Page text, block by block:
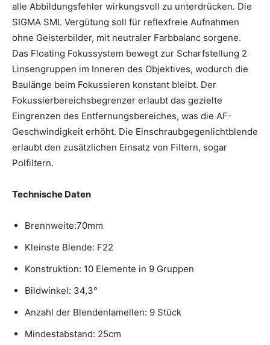
alle Abbildungsfehler wirkungsvoll zu unterdrücken. Die
SIGMA SML Vergütung soll für reflexfreie Aufnahmen
ohne Geisterbilder, mit neutraler Farbbalanc sorgene.
Das Floating Fokussystem bewegt zur Scharfstellung 2
Linsengruppen im Inneren des Objektives, wodurch die
Baulänge beim Fokussieren konstant bleibt. Der
Fokussierbereichsbegrenzer erlaubt das gezielte
Eingrenzen des Entfernungsbereiches, was die AF-
Geschwindigkeit erhöht. Die Einschraubgegenlichtblende
erlaubt den zusätzlichen Einsatz von Filtern, sogar
Polfiltern.
Technische Daten
Brennweite:70mm
Kleinste Blende: F22
Konstruktion: 10 Elemente in 9 Gruppen
Bildwinkel: 34,3°
Anzahl der Blendenlamellen: 9 Stück
Mindestabstand: 25cm